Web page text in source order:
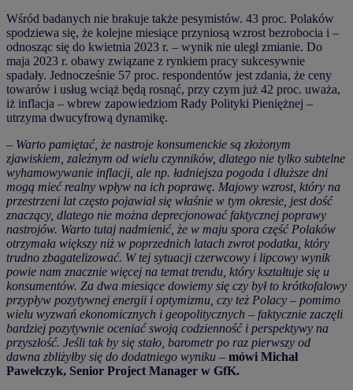
Wśród badanych nie brakuje także pesymistów. 43 proc. Polaków
spodziewa się, że kolejne miesiące przyniosą wzrost bezrobocia i –
odnosząc się do kwietnia 2023 r. – wynik nie uległ zmianie. Do
maja 2023 r. obawy związane z rynkiem pracy sukcesywnie
spadały. Jednocześnie 57 proc. respondentów jest zdania, że ceny
towarów i usług wciąż będą rosnąć, przy czym już 42 proc. uważa,
iż inflacja – wbrew zapowiedziom Rady Polityki Pieniężnej –
utrzyma dwucyfrową dynamikę.
– Warto pamiętać, że nastroje konsumenckie są złożonym
zjawiskiem, zależnym od wielu czynników, dlatego nie tylko subtelne
wyhamowywanie inflacji, ale np. ładniejsza pogoda i dłuższe dni
mogą mieć realny wpływ na ich poprawę. Majowy wzrost, który na
przestrzeni lat często pojawiał się właśnie w tym okresie, jest dość
znaczący, dlatego nie można deprecjonować faktycznej poprawy
nastrojów. Warto tutaj nadmienić, że w maju spora część Polaków
otrzymała większy niż w poprzednich latach zwrot podatku, który
trudno zbagatelizować. W tej sytuacji czerwcowy i lipcowy wynik
powie nam znacznie więcej na temat trendu, który kształtuje się u
konsumentów. Za dwa miesiące dowiemy się czy był to krótkofalowy
przypływ pozytywnej energii i optymizmu, czy też Polacy – pomimo
wielu wyzwań ekonomicznych i geopolitycznych – faktycznie zaczęli
bardziej pozytywnie oceniać swoją codzienność i perspektywy na
przyszłość. Jeśli tak by się stało, barometr po raz pierwszy od
dawna zbliżyłby się do dodatniego wyniku – mówi Michał
Pawełczyk, Senior Project Manager w GfK.